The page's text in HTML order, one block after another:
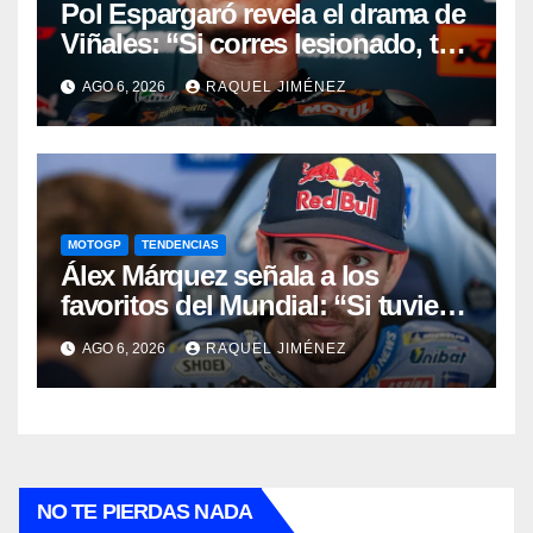
Pol Espargaró revela el drama de
Viñales: “Si corres lesionado, te
juzgan; si no corres,
desapareces”
AGO 6, 2026 RAQUEL JIMÉNEZ
MOTOGP TENDENCIAS
Álex Márquez señala a los
favoritos del Mundial: “Si tuviera
que apostar mi dinero, ya sabéis
por quién sería”
AGO 6, 2026 RAQUEL JIMÉNEZ
NO TE PIERDAS NADA